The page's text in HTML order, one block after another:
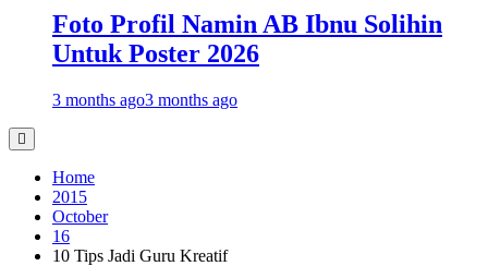
Foto Profil Namin AB Ibnu Solihin
Untuk Poster 2026
3 months ago3 months ago
Home
2015
October
16
10 Tips Jadi Guru Kreatif